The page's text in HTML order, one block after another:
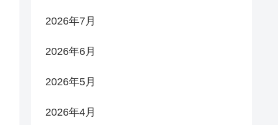
2026年7月
2026年6月
2026年5月
2026年4月